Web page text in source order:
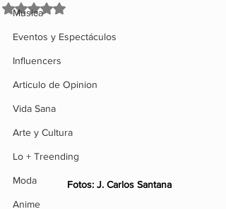
Musica
Eventos y Espectáculos
Influencers
Articulo de Opinion
Vida Sana
Arte y Cultura
Lo + Treending
Moda
Anime
Obtuvo NaN de 5 estrellas.
Fotos: J. Carlos Santana